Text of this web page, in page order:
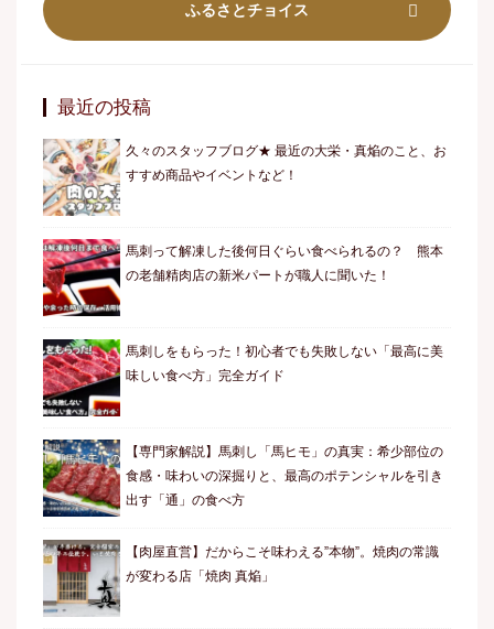
ふるさとチョイス
最近の投稿
久々のスタッフブログ★ 最近の大栄・真焔のこと、お
すすめ商品やイベントなど！
馬刺って解凍した後何日ぐらい食べられるの？ 熊本
の老舗精肉店の新米パートが職人に聞いた！
馬刺しをもらった！初心者でも失敗しない「最高に美
味しい食べ方」完全ガイド
【専門家解説】馬刺し「馬ヒモ」の真実：希少部位の
食感・味わいの深掘りと、最高のポテンシャルを引き
出す「通」の食べ方
【肉屋直営】だからこそ味わえる”本物”。焼肉の常識
が変わる店「焼肉 真焔」